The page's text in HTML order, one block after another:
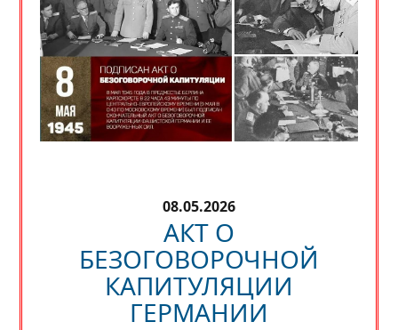
08.05.2026
АКТ О
БЕЗОГОВОРОЧНОЙ
КАПИТУЛЯЦИИ
ГЕРМАНИИ